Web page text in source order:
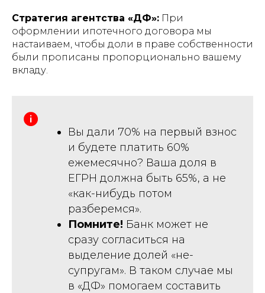
Стратегия агентства «ДФ»: При
оформлении ипотечного договора мы
настаиваем, чтобы доли в праве собственности
были прописаны пропорционально вашему
вкладу.
Вы дали 70% на первый взнос
и будете платить 60%
ежемесячно? Ваша доля в
ЕГРН должна быть 65%, а не
«как-нибудь потом
разберемся».
Помните! Банк может не
сразу согласиться на
выделение долей «не-
супругам». В таком случае мы
в «ДФ» помогаем составить